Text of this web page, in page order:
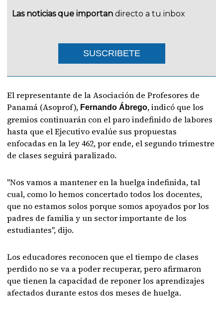
Las noticias que importan directo a tu inbox
SUSCRIBETE
El representante de la Asociación de Profesores de
Panamá (Asoprof), Fernando Ábrego, indicó que los
gremios continuarán con el paro indefinido de labores
hasta que el Ejecutivo evalúe sus propuestas
enfocadas en la ley 462, por ende, el segundo trimestre
de clases seguirá paralizado.
"Nos vamos a mantener en la huelga indefinida, tal
cual, como lo hemos concertado todos los docentes,
que no estamos solos porque somos apoyados por los
padres de familia y un sector importante de los
estudiantes", dijo.
Los educadores reconocen que el tiempo de clases
perdido no se va a poder recuperar, pero afirmaron
que tienen la capacidad de reponer los aprendizajes
afectados durante estos dos meses de huelga.